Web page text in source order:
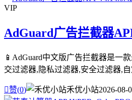
VIP
AdGuard广告拦截器
📱AdGuard中文版广告拦截器是一
交过滤器,隐私过滤器,安全过滤器,
赞(0) 禾优小站2026-08-